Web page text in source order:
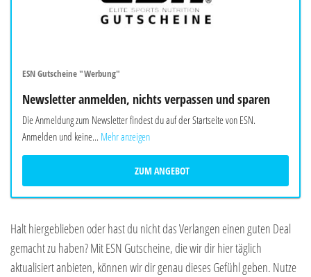
ESN Gutscheine "Werbung"
Newsletter anmelden, nichts verpassen und sparen
Die Anmeldung zum Newsletter findest du auf der Startseite von ESN.
Anmelden und keine... Mehr anzeigen
ZUM ANGEBOT
Halt hiergeblieben oder hast du nicht das Verlangen einen guten Deal
gemacht zu haben? Mit ESN Gutscheine, die wir dir hier täglich
aktualisiert anbieten, können wir dir genau dieses Gefühl geben. Nutze